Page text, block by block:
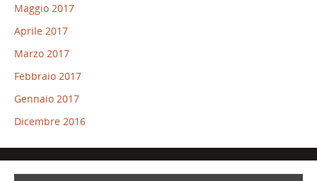
Maggio 2017
Aprile 2017
Marzo 2017
Febbraio 2017
Gennaio 2017
Dicembre 2016